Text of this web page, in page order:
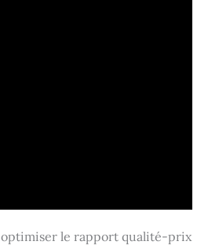
optimiser le rapport qualité-prix